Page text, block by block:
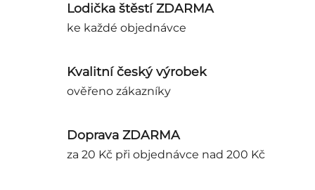
Lodička štěstí ZDARMA
ke každé objednávce
Kvalitní český výrobek
ověřeno zákazníky
Doprava ZDARMA
za 20 Kč při objednávce nad 200 Kč